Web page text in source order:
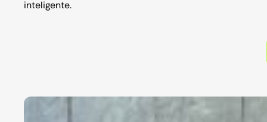
inteligente.